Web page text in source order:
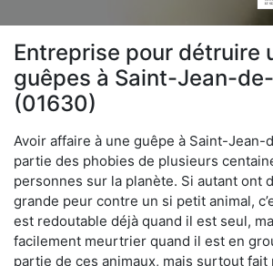
Entreprise pour détruire
guêpes à Saint-Jean-
(01630)
Avoir affaire à une guêpe à Saint-Jean-
partie des phobies de plusieurs
personnes sur la planète. Si autant ont
grande peur contre un si petit animal,
est redoutable déjà quand il est seul,
facilement meurtrier quand il est en
partie de ces animaux, mais surtout fait